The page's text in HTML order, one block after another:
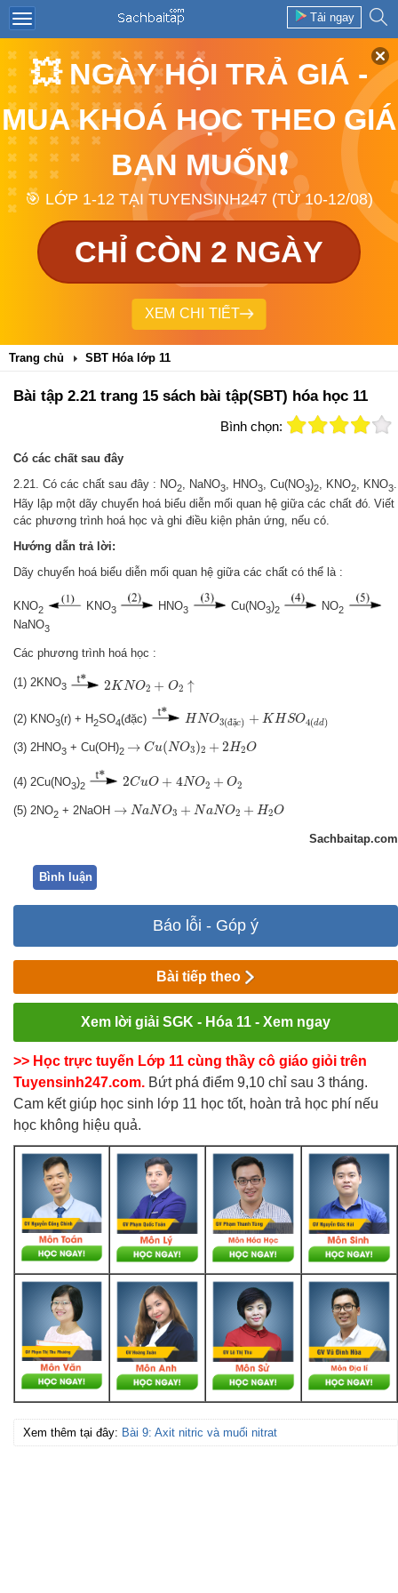
Tải ngay
💥 NGÀY HỘI TRẢ GIÁ -
MUA KHOÁ HỌC THEO GIÁ
BẠN MUỐN❗
🎯 LỚP 1-12 TẠI TUYENSINH247 (TỪ 10-12/08)
CHỈ CÒN 2 NGÀY
XEM CHI TIẾT
Trang chủ SBT Hóa lớp 11
Bài tập 2.21 trang 15 sách bài tập(SBT) hóa học 11
Bình chọn:
Có các chất sau đây
2.21. Có các chất sau đây : NO2, NaNO3, HNO3, Cu(NO3)2, KNO2, KNO3.
Hãy lập một dãy chuyển hoá biểu diễn mối quan hệ giữa các chất đó Viết
các phương trình hoá học và ghi điều kiện phản ứng, nếu có.
Hướng dẫn trả lời:
Dãy chuyển hoá biểu diễn mối quan hệ giữa các chất có thể là :
KNO2 KNO3 HNO3 Cu(NO3)2 NO2
NaNO3
Các phương trình hoá học :
(1) 2KNO3 2 K NO2 + O2 ↑
2 KNO2 O 2↑
(2) KNO3(r) + H2SO4(đặc) H NO3(đặc) + K H SO4(dd)
HNO3 + KHSO4
(3) 2HNO3 + Cu(OH)2 →
→ Cu( NO3)2 + 2H2O
Cu (NO3 )2 2 H 2O
(4) 2Cu(NO3)2 2CuO + 4NO2 + O2
2Cu O+ 4 N O2+ O2
(5) 2NO2 + 2NaOH →
→ NaNO3 + NaNO2 + H2O
Na NO3 N aN O2+ 2 O
Sachbaitap.com
Bình luận
Báo lỗi - Góp ý
Bài tiếp theo
Xem lời giải SGK - Hóa 11 - Xem ngay
>> Học trực tuyến Lớp 11 cùng thầy cô giáo giỏi trên
Tuyensinh247.com. Bứt phá điểm 9,10 chỉ sau 3 tháng.
Cam kết giúp học sinh lớp 11 học tốt, hoàn trả học phí nếu
học không hiệu quả.
Xem thêm tại đây: Bài 9: Axit nitric và muối nitrat